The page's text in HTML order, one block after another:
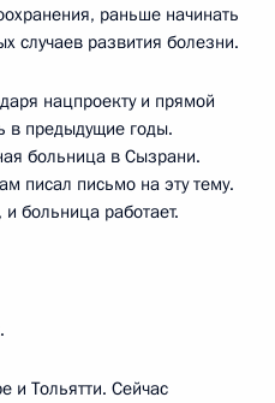
раньше начинать
случаев развития болезни.
нацпроекту и прямой
в предыдущие годы.
больница в Сызрани.
писал письмо на эту тему.
больница работает.
и Тольятти. Сейчас